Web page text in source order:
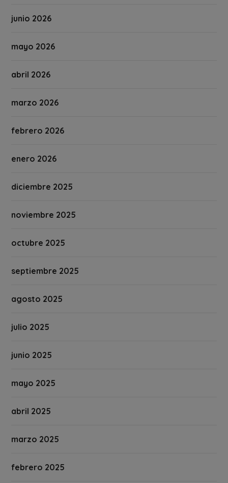
junio 2026
mayo 2026
abril 2026
marzo 2026
febrero 2026
enero 2026
diciembre 2025
noviembre 2025
octubre 2025
septiembre 2025
agosto 2025
julio 2025
junio 2025
mayo 2025
abril 2025
marzo 2025
febrero 2025